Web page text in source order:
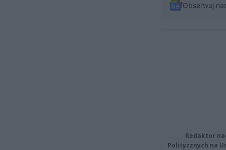
Obserwuj
Redaktor
Politycznych na